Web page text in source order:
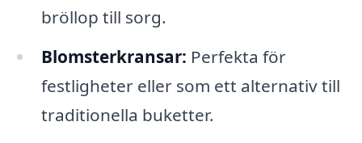
bröllop till sorg.
Blomsterkransar: Perfekta för
festligheter eller som ett alternativ till
traditionella buketter.